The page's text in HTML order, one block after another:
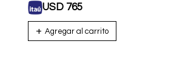
USD 765